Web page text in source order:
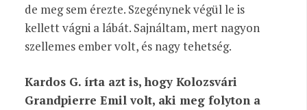
de meg sem érezte. Szegénynek végül le is
kellett vágni a lábát. Sajnáltam, mert nagyon
szellemes ember volt, és nagy tehetség.
Kardos G. írta azt is, hogy Kolozsvári
Grandpierre Emil volt, aki meg folyton a